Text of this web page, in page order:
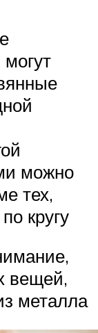
можно
тех,
кругу
вещей,
металла